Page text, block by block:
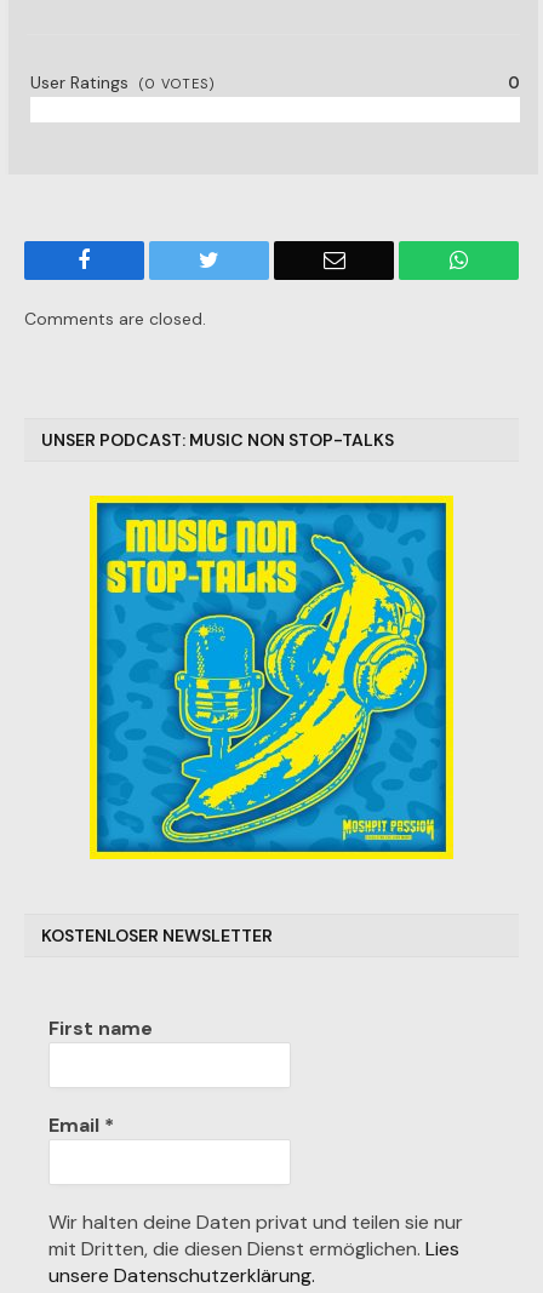
User Ratings (0 VOTES) 0
Email
Comments are closed.
UNSER PODCAST: MUSIC NON STOP-TALKS
KOSTENLOSER NEWSLETTER
First name
Email *
Wir halten deine Daten privat und teilen sie nur
mit Dritten, die diesen Dienst ermöglichen. Lies
unsere Datenschutzerklärung.